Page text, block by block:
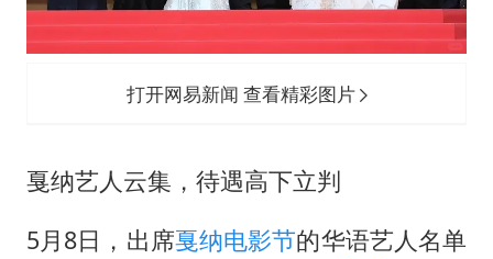
打开网易新闻 查看精彩图片
戛纳艺人云集，待遇高下立判
5月8日，出席戛纳电影节的华语艺人名单